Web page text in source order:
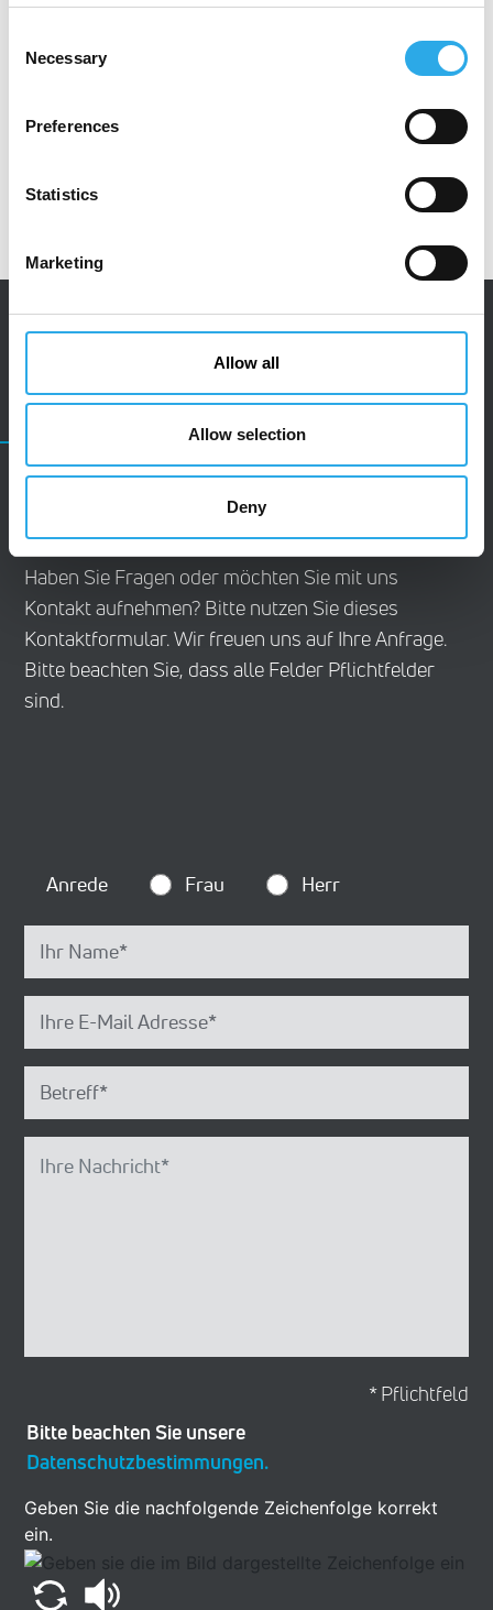
Selection
Necessary
Preferences
Statistics
Marketing
Allow all
Allow selection
Deny
niederländischen
financieel toezicht).
KONTAKT
Kontaktieren Sie uns
Haben Sie Fragen oder möchten Sie mit uns
Kontakt aufnehmen? Bitte nutzen Sie dieses
Kontaktformular. Wir freuen uns auf Ihre Anfrage.
Bitte beachten Sie, dass alle Felder Pflichtfelder
sind.
Anrede Frau Herr
Bitte beachten Sie unsere
Datenschutzbestimmungen.
* Pflichtfeld
Geben Sie die nachfolgende Zeichenfolge korrekt
ein.